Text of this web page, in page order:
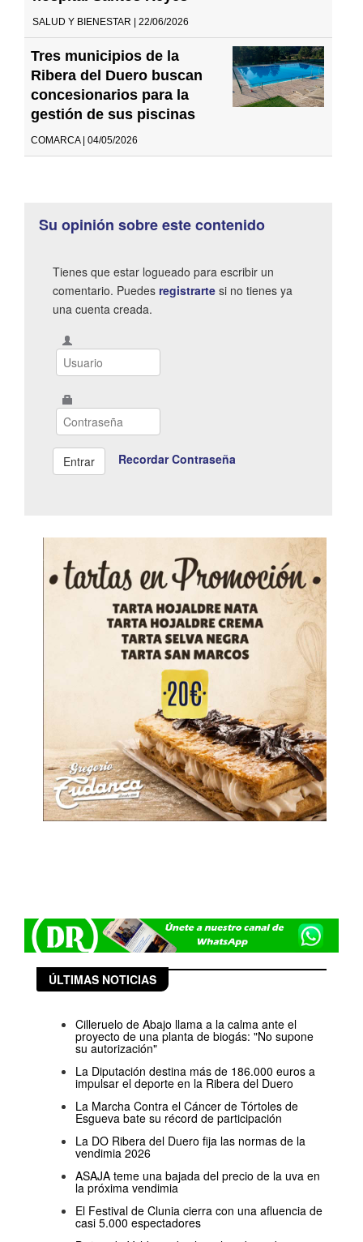
SALUD Y BIENESTAR | 22/06/2026
Tres municipios de la
Ribera del Duero buscan
concesionarios para la
gestión de sus piscinas
COMARCA | 04/05/2026
Su opinión sobre este contenido
Tienes que estar logueado para escribir un
comentario. Puedes registrarte si no tienes ya
una cuenta creada.
Recordar Contraseña
ÚLTIMAS NOTICIAS
Cilleruelo de Abajo llama a la calma ante el
proyecto de una planta de biogás: "No supone
su autorización"
La Diputación destina más de 186.000 euros a
impulsar el deporte en la Ribera del Duero
La Marcha Contra el Cáncer de Tórtoles de
Esgueva bate su récord de participación
La DO Ribera del Duero fija las normas de la
vendimia 2026
ASAJA teme una bajada del precio de la uva en
la próxima vendimia
El Festival de Clunia cierra con una afluencia de
casi 5.000 espectadores